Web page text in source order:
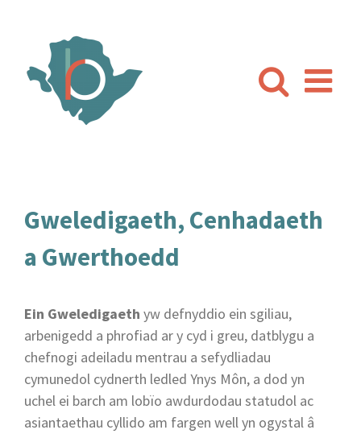
Gweledigaeth, Cenhadaeth
a Gwerthoedd
Ein Gweledigaeth yw defnyddio ein sgiliau,
arbenigedd a phrofiad ar y cyd i greu, datblygu a
chefnogi adeiladu mentrau a sefydliadau
cymunedol cydnerth ledled Ynys Môn, a dod yn
uchel ei barch am lobïo awdurdodau statudol ac
asiantaethau cyllido am fargen well yn ogystal â